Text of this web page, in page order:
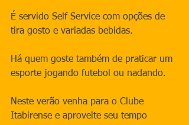
É servido Self Service com opções de
tira gosto e variadas bebidas.
Há quem goste também de praticar um
esporte jogando futebol ou nadando.
Neste verão venha para o Clube
Itabirense e aproveite seu tempo